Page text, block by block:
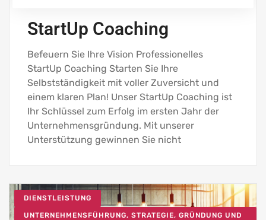
StartUp Coaching
Befeuern Sie Ihre Vision Professionelles
StartUp Coaching Starten Sie Ihre
Selbstständigkeit mit voller Zuversicht und
einem klaren Plan! Unser StartUp Coaching ist
Ihr Schlüssel zum Erfolg im ersten Jahr der
Unternehmensgründung. Mit unserer
Unterstützung gewinnen Sie nicht
DIENSTLEISTUNG
UNTERNEHMENSFÜHRUNG, STRATEGIE, GRÜNDUNG UND